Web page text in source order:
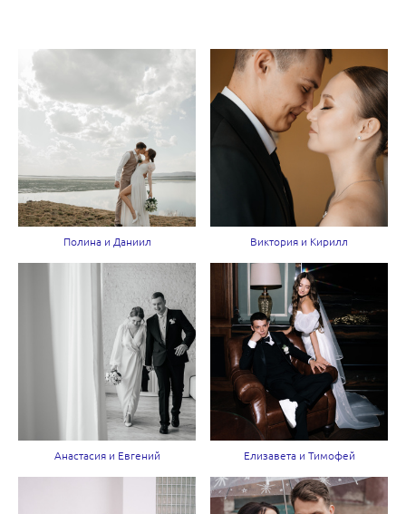
Полина и Даниил Виктория и Кирилл
Анастасия и Евгений Елизавета и Тимофей